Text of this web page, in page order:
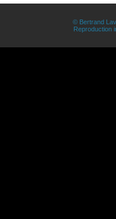
© Bertrand
Reproduction